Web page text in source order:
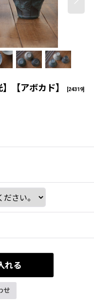
【アボカド】 [24319]
れる
せ